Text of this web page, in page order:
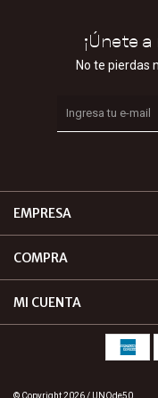
EMPRESA
COMPRA
MI CUENTA
¡Únete
No te pierdas
© Copyright 2026 / UNOde50